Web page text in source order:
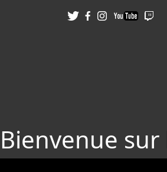
Bienvenue